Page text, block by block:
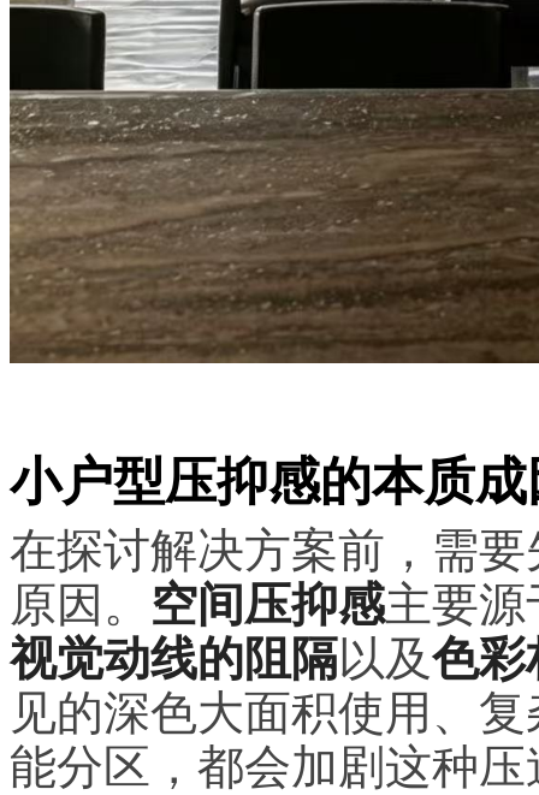
小户型压抑感的本质成
在探讨解决方案前，需
原因。 空间压抑感主要
视觉动线的阻隔以及色彩
见的深色大面积使用、
能分区，都会加剧这种